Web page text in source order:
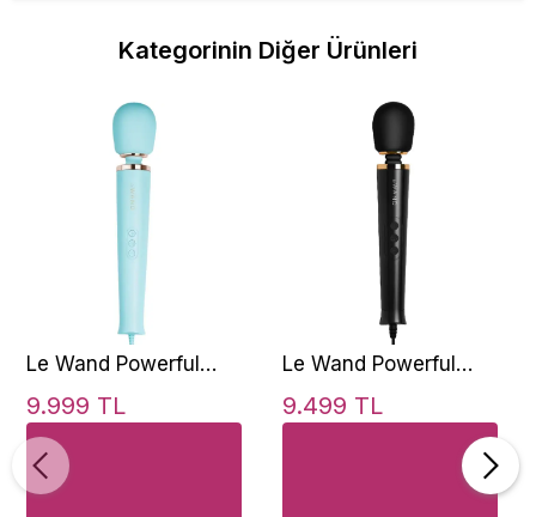
Kategorinin Diğer Ürünleri
Le Wand Powerful
Plug-In Vibrating Body
Massager Blue
9.999 TL
Le Wand Powerful
Petite Plug-In
Vibrating Body
9.499 TL